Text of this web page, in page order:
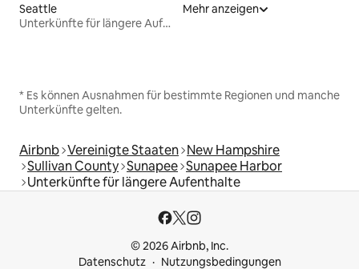
Seattle
Unterkünfte für längere Aufenthalte
Mehr anzeigen
* Es können Ausnahmen für bestimmte Regionen und manche
Unterkünfte gelten.
Airbnb Vereinigte Staaten New Hampshire
Sullivan County Sunapee Sunapee Harbor
Unterkünfte für längere Aufenthalte
© 2026 Airbnb, Inc.
Datenschutz
Nutzungsbedingungen